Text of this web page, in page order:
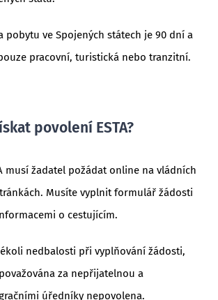
pobytu ve Spojených státech je 90 dní a
pracovní, turistická nebo tranzitní.
povolení ESTA?
musí žadatel požádat online na vládních
Musíte vyplnit formulář žádosti
o cestujícím.
nedbalosti při vyplňování žádosti,
za nepřijatelnou a
úředníky nepovolena.